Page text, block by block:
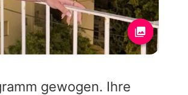
gewogen. Ihre